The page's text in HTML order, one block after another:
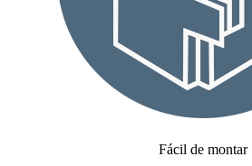
Fácil de montar